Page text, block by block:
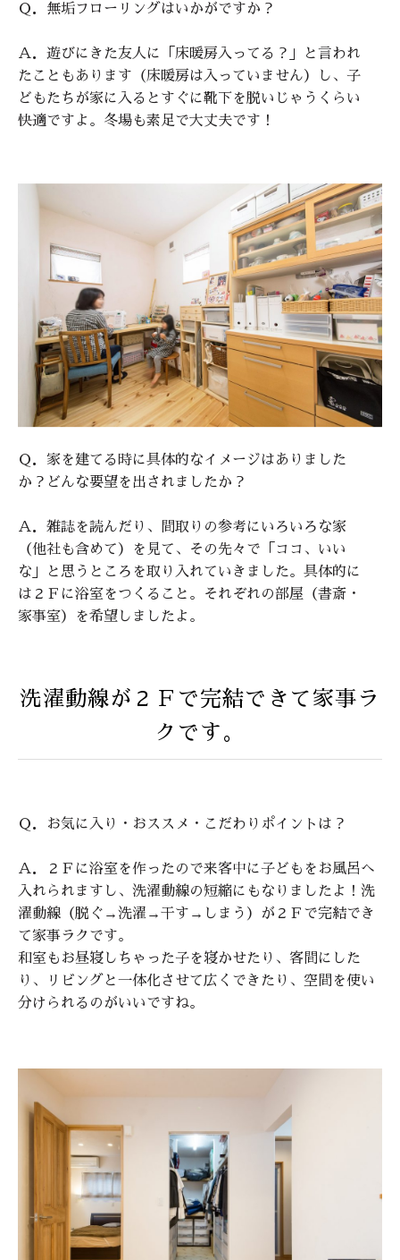
Ｑ．無垢フローリングはいかがですか？
Ａ．遊びにきた友人に「床暖房入ってる？」と言われ
たこともあります（床暖房は入っていません）し、子
どもたちが家に入るとすぐに靴下を脱いじゃうくらい
快適ですよ。冬場も素足で大丈夫です！
Ｑ．家を建てる時に具体的なイメージはありました
か？どんな要望を出されましたか？
Ａ．雑誌を読んだり、間取りの参考にいろいろな家
（他社も含めて）を見て、その先々で「ココ、いい
な」と思うところを取り入れていきました。具体的に
は２Ｆに浴室をつくること。それぞれの部屋（書斎・
家事室）を希望しましたよ。
洗濯動線が２Ｆで完結できて家事ラ
クです。
Ｑ．お気に入り・おススメ・こだわりポイントは？
Ａ．２Ｆに浴室を作ったので来客中に子どもをお風呂へ
入れられますし、洗濯動線の短縮にもなりましたよ！洗
濯動線（脱ぐ→洗濯→干す→しまう）が２Ｆで完結でき
て家事ラクです。
和室もお昼寝しちゃった子を寝かせたり、客間にした
り、リビングと一体化させて広くできたり、空間を使い
分けられるのがいいですね。